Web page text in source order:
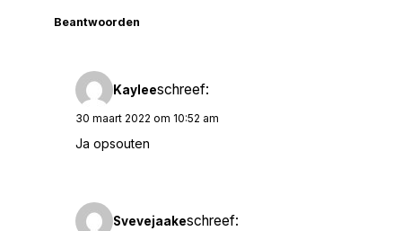
Beantwoorden
Kayleeschreef:
30 maart 2022 om 10:52 am
Ja opsouten
Svevejaakeschreef: